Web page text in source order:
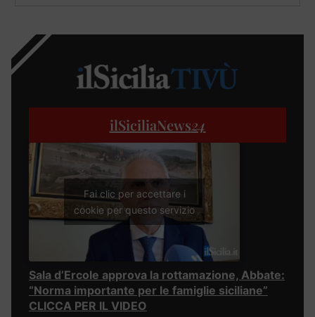
ilSiciliaNews24
Fai clic per accettare i
cookie per questo servizio
Sala d’Ercole approva la rottamazione, Abbate:
“Norma importante per le famiglie siciliane”
CLICCA PER IL VIDEO